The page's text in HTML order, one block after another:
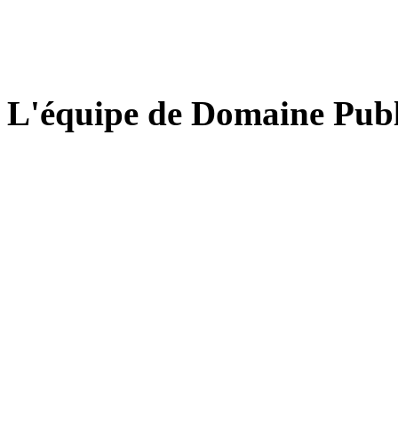
L'équipe de Domaine